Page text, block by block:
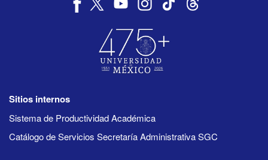
Sitios internos
Sistema de Productividad Académica
Catálogo de Servicios Secretaría Administrativa SGC